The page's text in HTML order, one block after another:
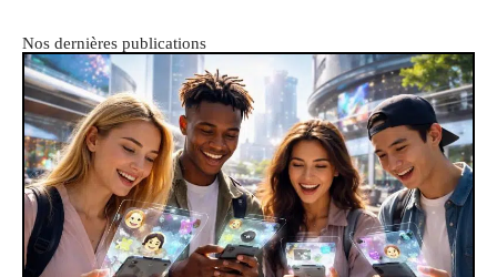
Nos dernières publications